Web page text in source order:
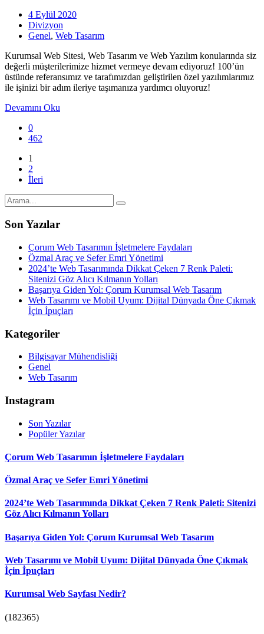
4 Eylül 2020
Divizyon
Genel, Web Tasarım
Kurumsal Web Sitesi, Web Tasarım ve Web Yazılım konularında siz
değerli müşterilerimize hizmet vermeye devam ediyoruz! 100’ün
üstünde referansımız ve tarafımızdan geliştirilen özel yazılımlarımız
ile işinizi bir adım ileriye taşımanıza yardımcı oluyoruz!
Devamını Oku
0
462
1
2
İleri
Son Yazılar
Çorum Web Tasarımın İşletmelere Faydaları
Özmal Araç ve Sefer Emri Yönetimi
2024’te Web Tasarımında Dikkat Çeken 7 Renk Paleti:
Sitenizi Göz Alıcı Kılmanın Yolları
Başarıya Giden Yol: Çorum Kurumsal Web Tasarım
Web Tasarımı ve Mobil Uyum: Dijital Dünyada Öne Çıkmak
İçin İpuçları
Kategoriler
Bilgisayar Mühendisliği
Genel
Web Tasarım
Instagram
Son Yazılar
Popüler Yazılar
Çorum Web Tasarımın İşletmelere Faydaları
Özmal Araç ve Sefer Emri Yönetimi
2024’te Web Tasarımında Dikkat Çeken 7 Renk Paleti: Sitenizi
Göz Alıcı Kılmanın Yolları
Başarıya Giden Yol: Çorum Kurumsal Web Tasarım
Web Tasarımı ve Mobil Uyum: Dijital Dünyada Öne Çıkmak
İçin İpuçları
Kurumsal Web Sayfası Nedir?
(182365)